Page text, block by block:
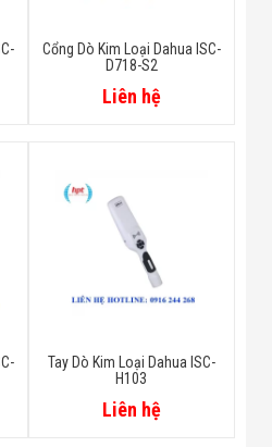
Cổng Dò Kim Loại Dahua ISC-
D718-S2
Liên hệ
Tay Dò Kim Loại Dahua ISC-
H103
Liên hệ